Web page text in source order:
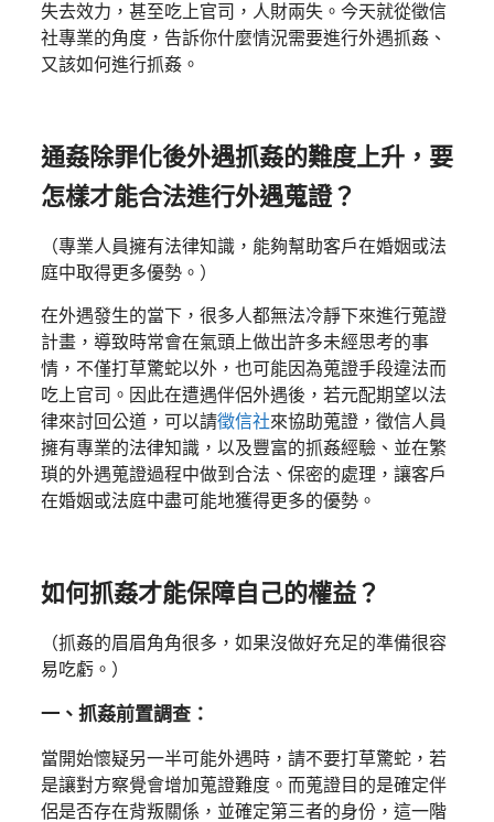
失去效力，甚至吃上官司，人財兩失。今天就從徵信
社專業的角度，告訴你什麼情況需要進行外遇抓姦、
又該如何進行抓姦。
通姦除罪化後外遇抓姦的難度上升，要
怎樣才能合法進行外遇蒐證？
（專業人員擁有法律知識，能夠幫助客戶在婚姻或法
庭中取得更多優勢。）
在外遇發生的當下，很多人都無法冷靜下來進行蒐證
計畫，導致時常會在氣頭上做出許多未經思考的事
情，不僅打草驚蛇以外，也可能因為蒐證手段違法而
吃上官司。因此在遭遇伴侶外遇後，若元配期望以法
律來討回公道，可以請徵信社來協助蒐證，徵信人員
擁有專業的法律知識，以及豐富的抓姦經驗、並在繁
瑣的外遇蒐證過程中做到合法、保密的處理，讓客戶
在婚姻或法庭中盡可能地獲得更多的優勢。
如何抓姦才能保障自己的權益？
（抓姦的眉眉角角很多，如果沒做好充足的準備很容
易吃虧。）
一、抓姦前置調查：
當開始懷疑另一半可能外遇時，請不要打草驚蛇，若
是讓對方察覺會增加蒐證難度。而蒐證目的是確定伴
侶是否存在背叛關係，並確定第三者的身份，這一階